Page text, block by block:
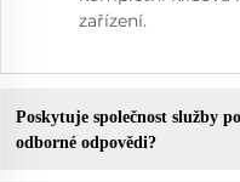
zařízení.
Poskytuje společnost služby
odborné odpovědi?